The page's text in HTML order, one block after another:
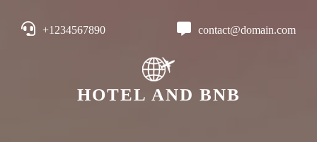
+1234567890 contact@domain.com
HOTEL AND BNB